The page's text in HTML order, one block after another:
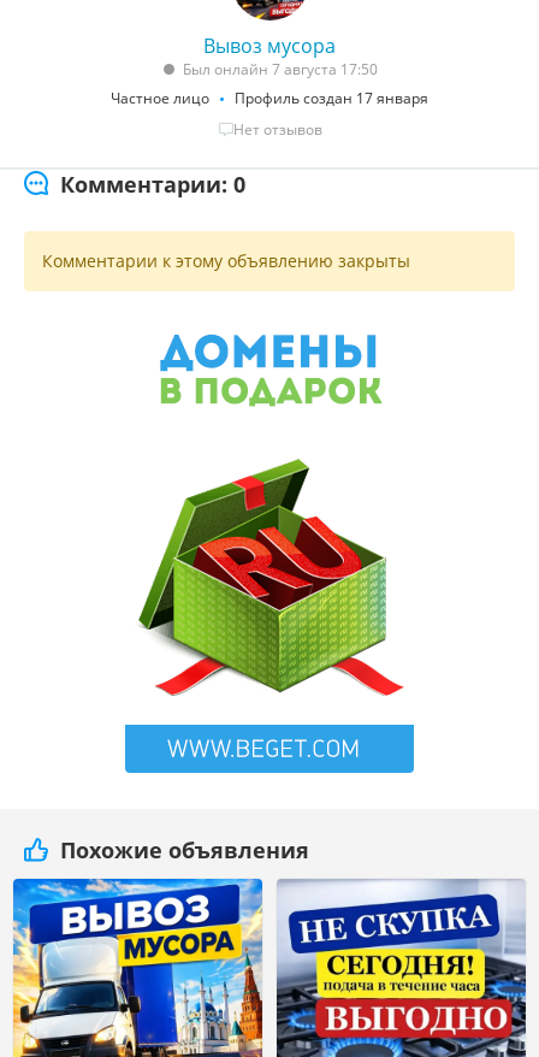
Вывоз мусора
Был онлайн 7 августа 17:50
Частное лицо
Профиль создан 17 января
Нет отзывов
Комментарии: 0
Комментарии к этому объявлению закрыты
Похожие объявления